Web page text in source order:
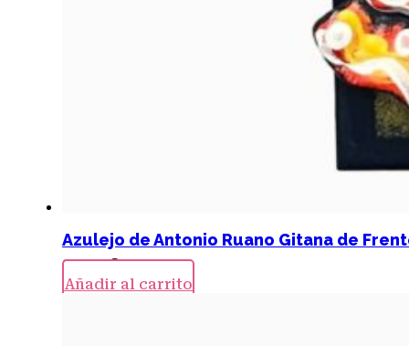
Azulejo de Antonio Ruano Gitana de
24,00€
Añadir al carrito